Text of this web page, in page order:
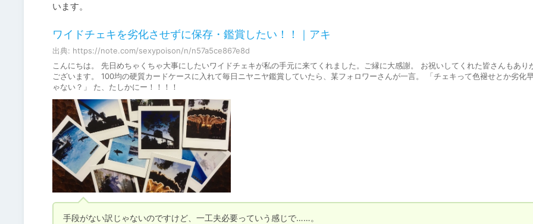
います。
ワイドチェキを劣化させずに保存・鑑賞したい！！｜アキ
出典: https://note.com/sexypoison/n/n57a5ce867e8d
こんにちは。 先日めちゃくちゃ大事にしたいワイドチェキが私の手元に来てくれました。ご縁に大感謝。 お祝いしてくれた皆さんもあり
ございます。 100均の硬質カードケースに入れて毎日ニヤニヤ鑑賞していたら、某フォロワーさんが一言。 「チェキって色褪せとか劣化
ゃない？」 た、たしかにー！！！！
手段がない訳じゃないのですけど、一工夫必要っていう感じで……。